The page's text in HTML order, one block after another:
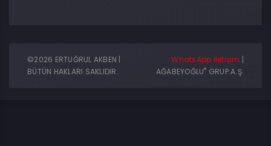
©2026 ERTUĞRUL AKBEN |
BÜTÜN HAKLARI SAKLIDIR.
WhatsApp İletişim |
AĞABEYOĞLU® GRUP A.Ş.